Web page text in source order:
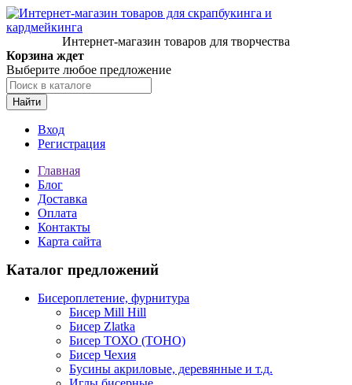
Интернет-магазин товаров для творчества
Корзина ждет
Выберите любое предложение
Найти
Вход
Регистрация
Главная
Блог
Доставка
Оплата
Контакты
Карта сайта
Каталог предложений
Бисероплетение, фурнитура
Бисер Mill Hill
Бисер Zlatka
Бисер ТОХО (TOHO)
Бисер Чехия
Бусины акриловые, деревянные и т.д.